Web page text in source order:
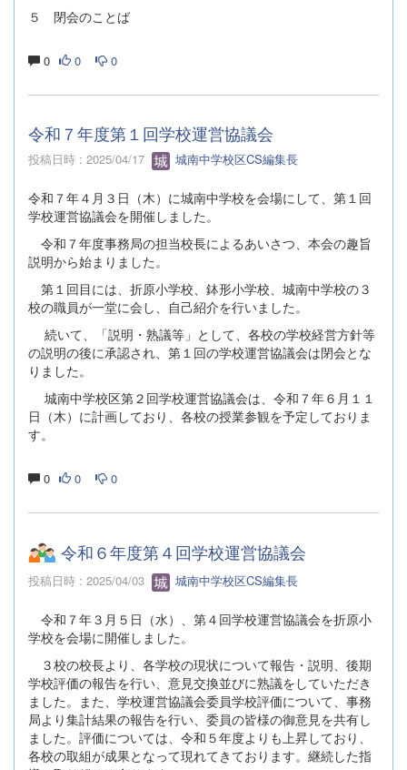
５ 閉会のことば
0 0 0
令和７年度第１回学校運営協議会
投稿日時 : 2025/04/17 城南中学校区CS編集長
令和７年４月３日（木）に城南中学校を会場にして、第１回
学校運営協議会を開催しました。
令和７年度事務局の担当校長によるあいさつ、本会の趣旨
説明から始まりました。
第１回目には、折原小学校、鉢形小学校、城南中学校の３
校の職員が一堂に会し、自己紹介を行いました。
続いて、「説明・熟議等」として、各校の学校経営方針等
の説明の後に承認され、第１回の学校運営協議会は閉会とな
りました。
城南中学校区第２回学校運営協議会は、令和７年６月１１
日（木）に計画しており、各校の授業参観を予定しておりま
す。
0 0 0
令和６年度第４回学校運営協議会
投稿日時 : 2025/04/03 城南中学校区CS編集長
令和７年３月５日（水）、第４回学校運営協議会を折原小
学校を会場に開催しました。
３校の校長より、各学校の現状について報告・説明、後期
学校評価の報告を行い、意見交換並びに熟議をしていただき
ました。また、学校運営協議会委員学校評価について、事務
局より集計結果の報告を行い、委員の皆様の御意見を共有し
ました。評価については、令和５年度よりも上昇しており、
各校の取組が成果となって現れてきております。継続した指